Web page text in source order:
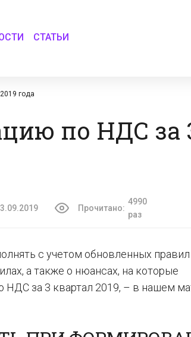
СТАТЬИ
года
по НДС за
Прочитано:
4990
раз
с учетом обновленных правил
а также о нюансах, на которые
за 3 квартал 2019, – в нашем